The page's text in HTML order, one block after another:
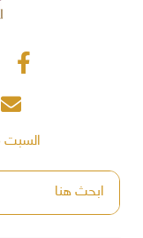
السبت 25 صفر 1448 / 8-8-2026